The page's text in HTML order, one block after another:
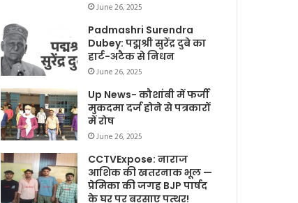
June 26, 2025
Padmashri Surendra
Dubey: पद्मश्री सुरेंद्र दुबे का
हार्ट-अटैक से निधन
June 26, 2025
Up News- कौशांबी में फर्जी
मुकदमा दर्ज होने से पत्रकारों
में रोष
June 26, 2025
CCTVExpose: नाराज
आशिक की खतरनाक भूल —
प्रेमिका की जगह BJP पार्षद
के घर पर बरसाए पत्थर!